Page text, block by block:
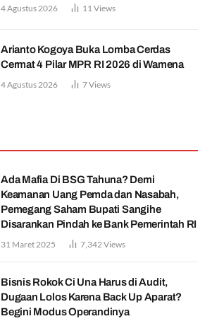
4 Agustus 2026 11 Views
Arianto Kogoya Buka Lomba Cerdas
Cermat 4 Pilar MPR RI 2026 di Wamena
4 Agustus 2026 7Views
Ada Mafia Di BSG Tahuna? Demi
Keamanan Uang Pemda dan Nasabah,
Pemegang Saham Bupati Sangihe
Disarankan Pindah ke Bank Pemerintah RI
31 Maret 2025 7,342 Views
Bisnis Rokok Ci Una Harus di Audit,
Dugaan Lolos Karena Back Up Aparat?
Begini Modus Operandinya